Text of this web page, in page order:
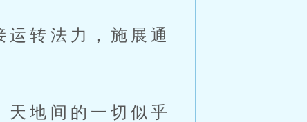
转法力，施展通
天地间的一切似乎